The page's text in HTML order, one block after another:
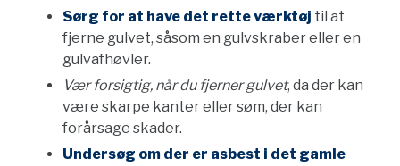
Sørg for at have det rette værktøj til at
fjerne gulvet, såsom en gulvskraber eller en
gulvafhøvler.
Vær forsigtig, når du fjerner gulvet, da der kan
være skarpe kanter eller søm, der kan
forårsage skader.
Undersøg om der er asbest i det gamle